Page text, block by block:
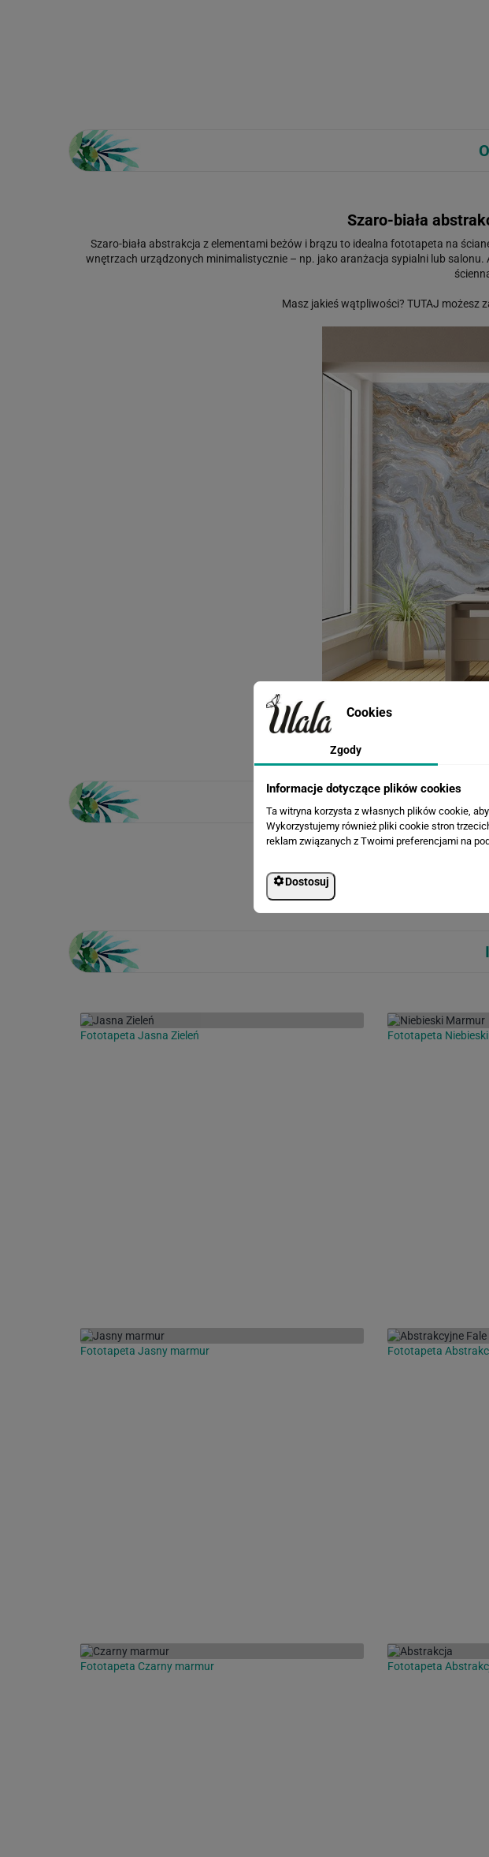
Szaro-biała
Szaro-biała abstrakcja z elementami beżów i brązu to idealna fototapeta na
wnętrzach urządzonych minimalistycznie – np. jako aranżacja sypialni lub
Masz jakieś wątpliwości? TUTAJ możesz
Fototapeta Jasna Zieleń Fototapeta
Fototapeta Jasny marmur Fototapeta
Fototapeta Czarny marmur Fototapeta
Cookies
Zgody
Informacje dotyczące plików cookies
Ta witryna korzysta z własnych plików cookie,
Wykorzystujemy również pliki cookie stron
reklam związanych z Twoimi preferencjami na
Dostosuj